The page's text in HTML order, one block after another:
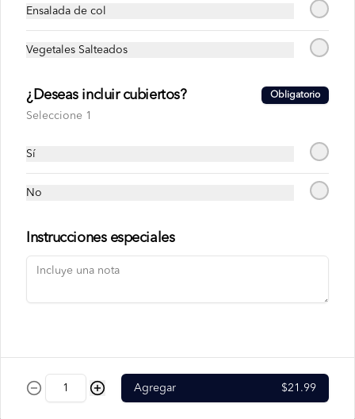
$2.69
$1.99
$1.99
Jugo de Mora con
Guanábana
Ensalada de col
Vegetales Salteados
¿Deseas incluir cubiertos? Obligatorio
Seleccione 1
Sí
No
Instrucciones especiales
Agregar $21.99